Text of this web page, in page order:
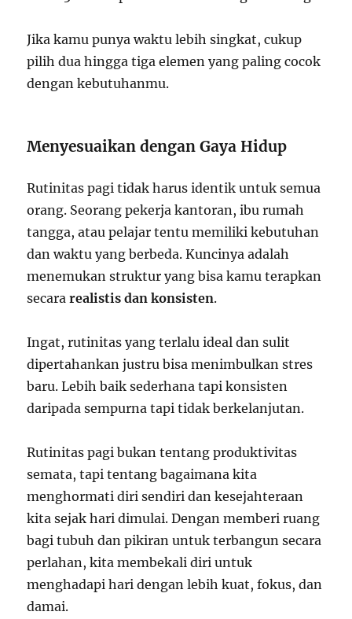
Jika kamu punya waktu lebih singkat, cukup
pilih dua hingga tiga elemen yang paling cocok
dengan kebutuhanmu.
Menyesuaikan dengan Gaya Hidup
Rutinitas pagi tidak harus identik untuk semua
orang. Seorang pekerja kantoran, ibu rumah
tangga, atau pelajar tentu memiliki kebutuhan
dan waktu yang berbeda. Kuncinya adalah
menemukan struktur yang bisa kamu terapkan
secararealistis dan konsisten.
Ingat, rutinitas yang terlalu ideal dan sulit
dipertahankan justru bisa menimbulkan stres
baru. Lebih baik sederhana tapi konsisten
daripada sempurna tapi tidak berkelanjutan.
Rutinitas pagi bukan tentang produktivitas
semata, tapi tentang bagaimana kita
menghormati diri sendiri dan kesejahteraan
kita sejak hari dimulai. Dengan memberi ruang
bagi tubuh dan pikiran untuk terbangun secara
perlahan, kita membekali diri untuk
menghadapi hari dengan lebih kuat, fokus, dan
damai.